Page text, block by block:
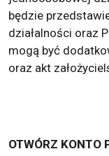
będzie
działalności oraz
mogą być
oraz akt
OTWÓRZ KONTO